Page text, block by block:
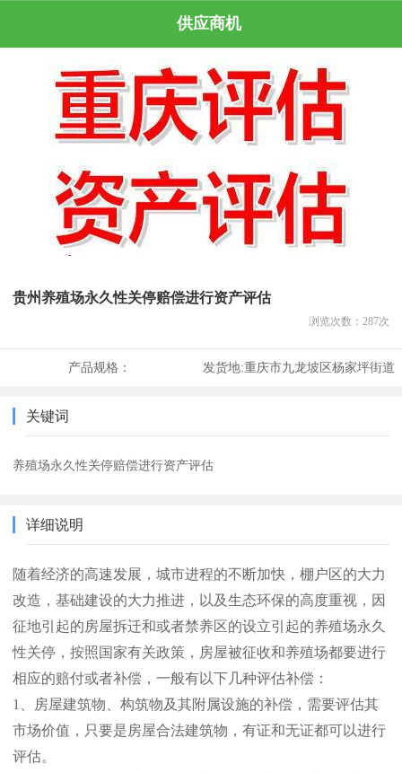
供应商机
贵州养殖场永久性关停赔偿进行资产评估
浏览次数： 287次
产品规格： 发货地:重庆市九龙坡区杨家坪街道
关键词
养殖场永久性关停赔偿进行资产评估
详细说明
随着经济的高速发展，城市进程的不断加快，棚户区的大力
改造，基础建设的大力推进，以及生态环保的高度重视，因
征地引起的房屋拆迁和或者禁养区的设立引起的养殖场永久
性关停，按照国家有关政策，房屋被征收和养殖场都要进行
相应的赔付或者补偿，一般有以下几种评估补偿：
1
、房屋建筑物、构筑物及其附属设施的补偿，需要评估其
市场价值，只要是房屋合法建筑物，有证和无证都可以进行
评估。